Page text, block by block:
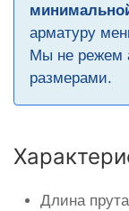
арматуру
Мы не режем
размерами.
Длина